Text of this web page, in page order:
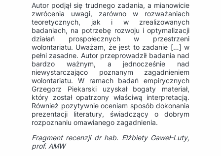
Autor podjął się trudnego zadania, a mianowicie
zwrócenia uwagi, zarówno w rozważaniach
teoretycznych, jak i w zrealizowanych
badaniach, na potrzebę rozwoju i optymalizacji
działań prospołecznych w przestrzeni
wolontariatu. Uważam, że jest to zadanie […] w
pełni zasadne. Autor przeprowadził badania nad
bardzo ważnym, a jednocześnie nad
niewystarczająco poznanym zagadnieniem
wolontariatu. W ramach badań empirycznych
Grzegorz Piekarski uzyskał bogaty materiał,
który został opatrzony właściwą interpretacją.
Również pozytywnie oceniam sposób dokonania
prezentacji literatury, świadczący o dobrym
rozpoznaniu omawianego zagadnienia.
Fragment recenzji dr hab. Elżbiety Gaweł-Luty,
prof. AMW